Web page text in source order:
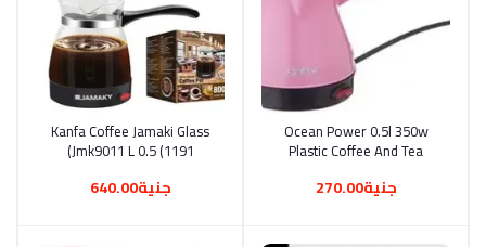
أضف إلى السلة
Ocean Power 0.5l 350w
Plastic Coffee And Tea
جنية270.00
أضف إلى السلة
Kanfa Coffee Jamaki Glass
Jmk9011 L 0.5 (1191)
جنية640.00